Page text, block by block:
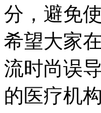
分，避免
希望大家
流时尚误
的医疗机